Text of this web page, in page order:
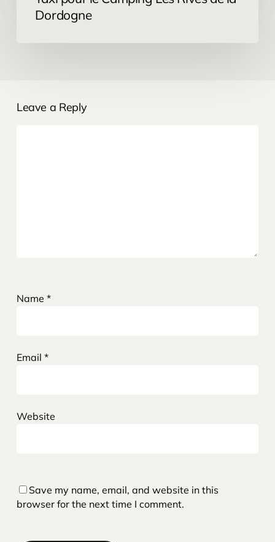
Dordogne
Leave a Reply
Name *
Email *
Website
Save my name, email, and website in this
browser for the next time I comment.